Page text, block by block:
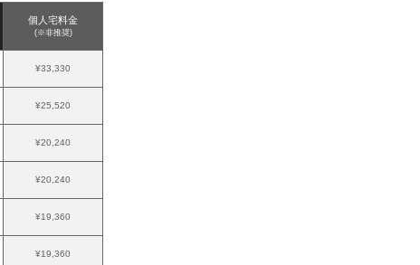
個人宅料金
(※非推奨)
¥33,330
¥25,520
¥20,240
¥20,240
¥19,360
¥19,360